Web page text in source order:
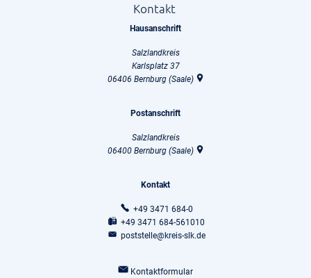
Kontakt
Hausanschrift
Salzlandkreis
Karlsplatz 37
06406 Bernburg (Saale)
Postanschrift
Salzlandkreis
06400 Bernburg (Saale)
Kontakt
+49 3471 684-0
+49 3471 684-561010
poststelle@kreis-slk.de
Kontaktformular